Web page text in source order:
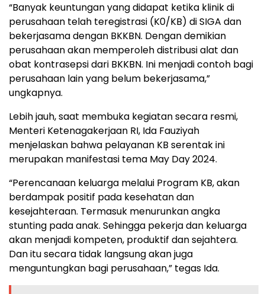
“Banyak keuntungan yang didapat ketika klinik di
perusahaan telah teregistrasi (K0/KB) di SIGA dan
bekerjasama dengan BKKBN. Dengan demikian
perusahaan akan memperoleh distribusi alat dan
obat kontrasepsi dari BKKBN. Ini menjadi contoh bagi
perusahaan lain yang belum bekerjasama,”
ungkapnya.
Lebih jauh, saat membuka kegiatan secara resmi,
Menteri Ketenagakerjaan RI, Ida Fauziyah
menjelaskan bahwa pelayanan KB serentak ini
merupakan manifestasi tema May Day 2024.
“Perencanaan keluarga melalui Program KB, akan
berdampak positif pada kesehatan dan
kesejahteraan. Termasuk menurunkan angka
stunting pada anak. Sehingga pekerja dan keluarga
akan menjadi kompeten, produktif dan sejahtera.
Dan itu secara tidak langsung akan juga
menguntungkan bagi perusahaan,” tegas Ida.